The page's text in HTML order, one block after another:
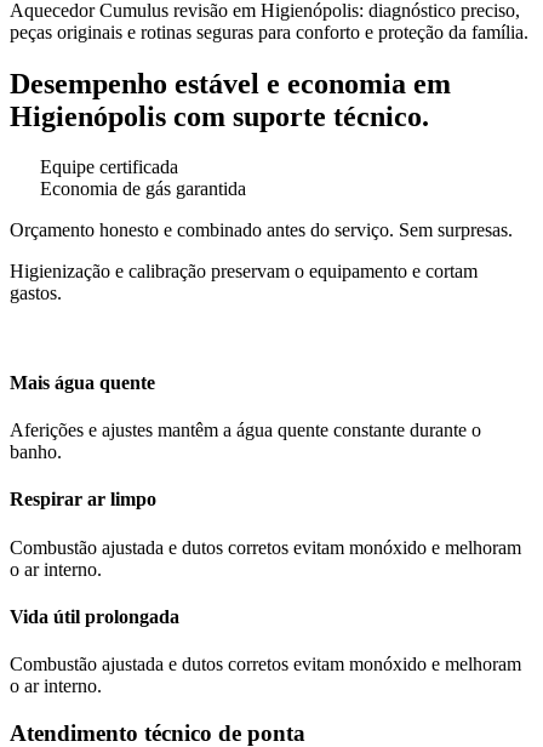
Aquecedor Cumulus revisão em Higienópolis: diagnóstico preciso,
peças originais e rotinas seguras para conforto e proteção da família.
Desempenho estável e economia em
Higienópolis com suporte técnico.
Equipe certificada
Economia de gás garantida
Orçamento honesto e combinado antes do serviço. Sem surpresas.
Higienização e calibração preservam o equipamento e cortam
gastos.
Mais água quente
Aferições e ajustes mantêm a água quente constante durante o
banho.
Respirar ar limpo
Combustão ajustada e dutos corretos evitam monóxido e melhoram
o ar interno.
Vida útil prolongada
Combustão ajustada e dutos corretos evitam monóxido e melhoram
o ar interno.
Atendimento técnico de ponta